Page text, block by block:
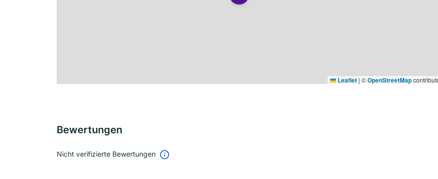
Leaflet | ©OpenStreetMap
Bewertungen
Nicht verifizierte Bewertungen